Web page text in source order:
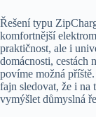
Řešení typu
komfortnější
praktičnost, ale i
domácnosti, cestách
povíme možná
fajn sledovat, že i na
vymýšlet důmyslná